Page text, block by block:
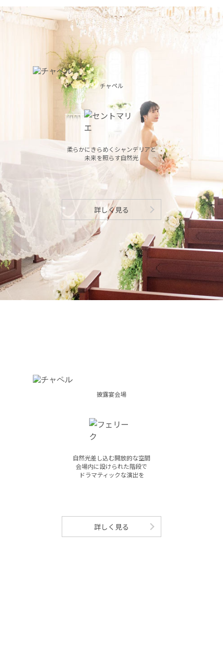
チャペル
柔らかにきらめくシャンデリアと
未来を照らす自然光
詳しく見る
披露宴会場
自然光差し込む開放的な空間
会場内に設けられた階段で
ドラマティックな演出を
詳しく見る